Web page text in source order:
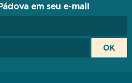
em seu e-mail